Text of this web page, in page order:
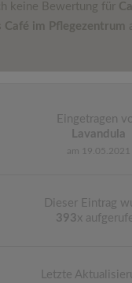
keine Bewertung für
Café im Pflegezentrum
Eingetragen
Lavandula
am 19.05.2021
Dieser Eintrag
393x
Letzte